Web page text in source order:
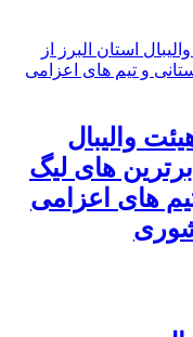
والیبال
برترین های لیگ
های اعزامی